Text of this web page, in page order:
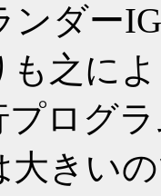
ンダー
も之に
プログ
大きい